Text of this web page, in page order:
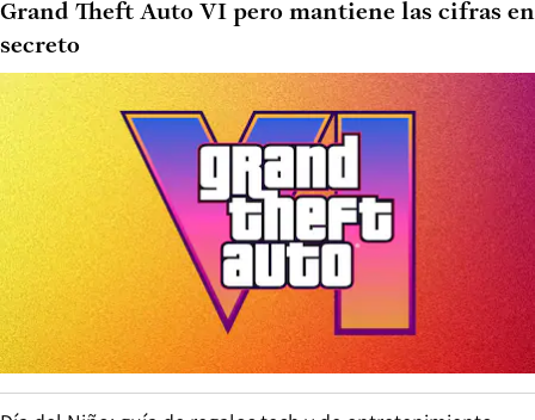
Grand Theft Auto VI pero mantiene las cifras en
secreto